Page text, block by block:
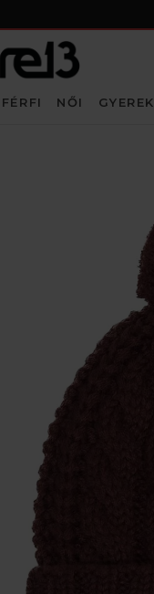
FÉRFI NŐI GYEREK